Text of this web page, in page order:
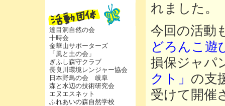
達目洞自然の会
十時会
金華山サポーターズ
「風と土の会」
ぎふし森守クラブ
長良川環境レンジャー協会
日本野鳥の会 岐阜
森と水辺の技術研究会
エヌエスネット
ふれあいの森自然学校
れました。
今回の活動
どろんこ遊
損保ジャパ
クト」 の支
受けて開催